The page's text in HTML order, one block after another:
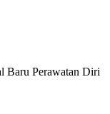
Baru Perawatan Diri